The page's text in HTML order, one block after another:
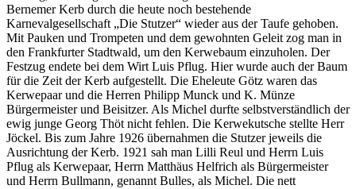
Bernemer Kerb durch die heute noch bestehende
Karnevalgesellschaft „Die Stutzer“ wieder aus der Taufe gehoben.
Mit Pauken und Trompeten und dem gewohnten Geleit zog man in
den Frankfurter Stadtwald, um den Kerwebaum einzuholen. Der
Festzug endete bei dem Wirt Luis Pflug. Hier wurde auch der Baum
für die Zeit der Kerb aufgestellt. Die Eheleute Götz waren das
Kerwepaar und die Herren Philipp Munck und K. Münze
Bürgermeister und Beisitzer. Als Michel durfte selbstverständlich der
ewig junge Georg Thöt nicht fehlen. Die Kerwekutsche stellte Herr
Jöckel. Bis zum Jahre 1926 übernahmen die Stutzer jeweils die
Ausrichtung der Kerb. 1921 sah man Lilli Reul und Herrn Luis
Pflug als Kerwepaar, Herrn Matthäus Helfrich als Bürgermeister
und Herrn Bullmann, genannt Bulles, als Michel. Die nett